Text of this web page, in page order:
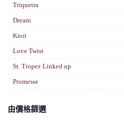
Triquetra
Dream
Knot
Love Twist
St. Tropez Linked up
Promesse
由價格篩選